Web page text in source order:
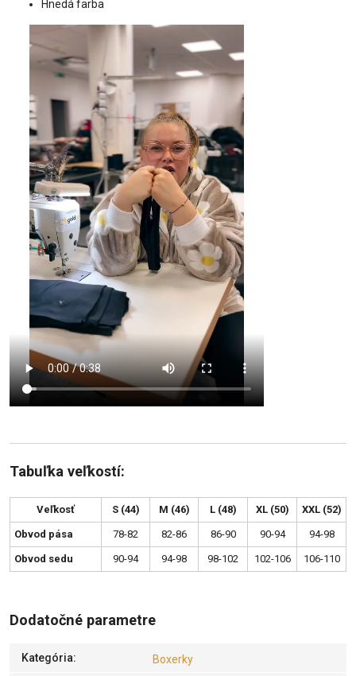
Hnedá farba
Tabuľka veľkostí:
Veľkosť S (44) M (46) L (48) XL (50) XXL (52)
Obvod pása 78-82 82-86 86-90 90-94 94-98
Obvod sedu 90-94 94-98 98-102 102-106 106-110
Dodatočné parametre
Kategória: Boxerky